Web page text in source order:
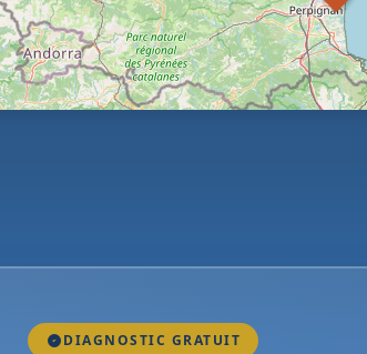
DIAGNOSTIC GRATUIT